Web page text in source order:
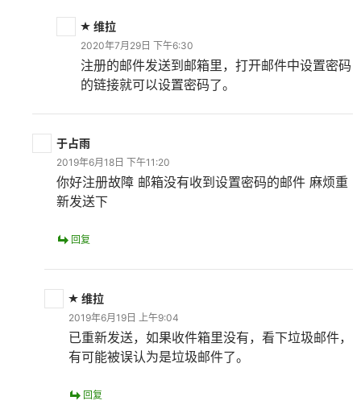
维拉
2020年7月29日 下午6:30
注册的邮件发送到邮箱里，打开邮件中设置密码
的链接就可以设置密码了。
于占雨
2019年6月18日 下午11:20
你好注册故障 邮箱没有收到设置密码的邮件 麻烦重
新发送下
回复
维拉
2019年6月19日 上午9:04
已重新发送，如果收件箱里没有，看下垃圾邮件，
有可能被误认为是垃圾邮件了。
回复